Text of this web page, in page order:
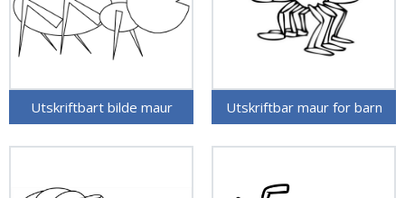
Utskriftbart bilde maur Utskriftbar maur for barn